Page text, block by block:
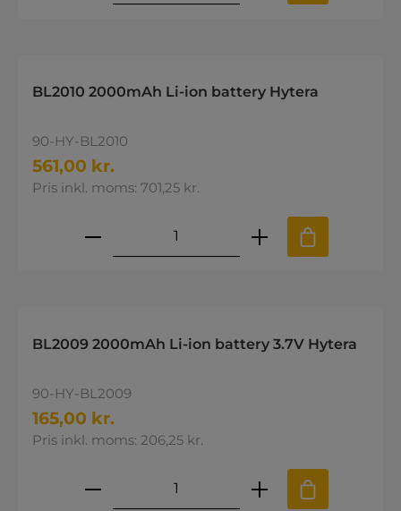
BL2010 2000mAh Li-ion battery Hytera
90-HY-BL2010
561,00 kr.
Pris inkl. moms: 701,25 kr.
Produktmængde: Indtast den
BL2009 2000mAh Li-ion battery 3.7V Hytera
90-HY-BL2009
165,00 kr.
Pris inkl. moms: 206,25 kr.
Produktmængde: Indtast den